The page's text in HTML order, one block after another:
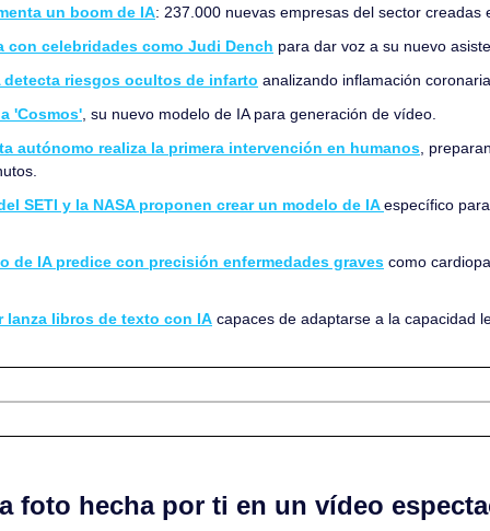
un boom de IA: 237.000 nuevas empresas del sector creadas
con celebridades como Judi Dench para dar voz a su nuevo
detecta riesgos ocultos de infarto analizando inflamación
'Cosmos', su nuevo modelo de IA para generación de vídeo.
autónomo realiza la primera intervención en humanos,
SETI y la NASA proponen crear un modelo de IA específico
de IA predice con precisión enfermedades graves como
lanza libros de texto con IA capaces de adaptarse a la capacidad
foto hecha por ti en un vídeo